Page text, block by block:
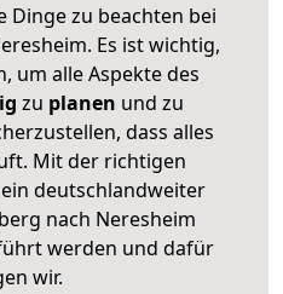
Dinge zu beachten bei
Es ist wichtig,
um alle Aspekte des
zu planen und zu
dass alles
Mit der richtigen
deutschlandweiter
nach Neresheim
werden und dafür
wir.